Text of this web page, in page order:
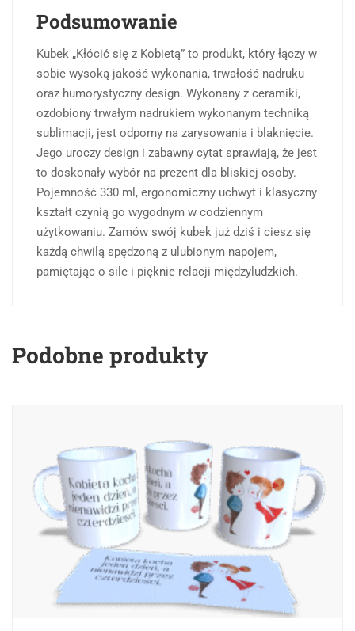
Podsumowanie
Kubek „Kłócić się z Kobietą” to produkt, który łączy w
sobie wysoką jakość wykonania, trwałość nadruku
oraz humorystyczny design. Wykonany z ceramiki,
ozdobiony trwałym nadrukiem wykonanym techniką
sublimacji, jest odporny na zarysowania i blaknięcie.
Jego uroczy design i zabawny cytat sprawiają, że jest
to doskonały wybór na prezent dla bliskiej osoby.
Pojemność 330 ml, ergonomiczny uchwyt i klasyczny
kształt czynią go wygodnym w codziennym
użytkowaniu. Zamów swój kubek już dziś i ciesz się
każdą chwilą spędzoną z ulubionym napojem,
pamiętając o sile i pięknie relacji międzyludzkich.
Podobne produkty